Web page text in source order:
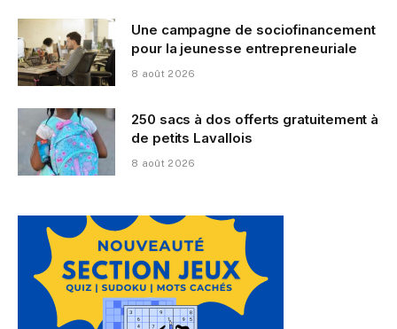
Une campagne de sociofinancement
pour la jeunesse entrepreneuriale
8 août 2026
250 sacs à dos offerts gratuitement à
de petits Lavallois
8 août 2026